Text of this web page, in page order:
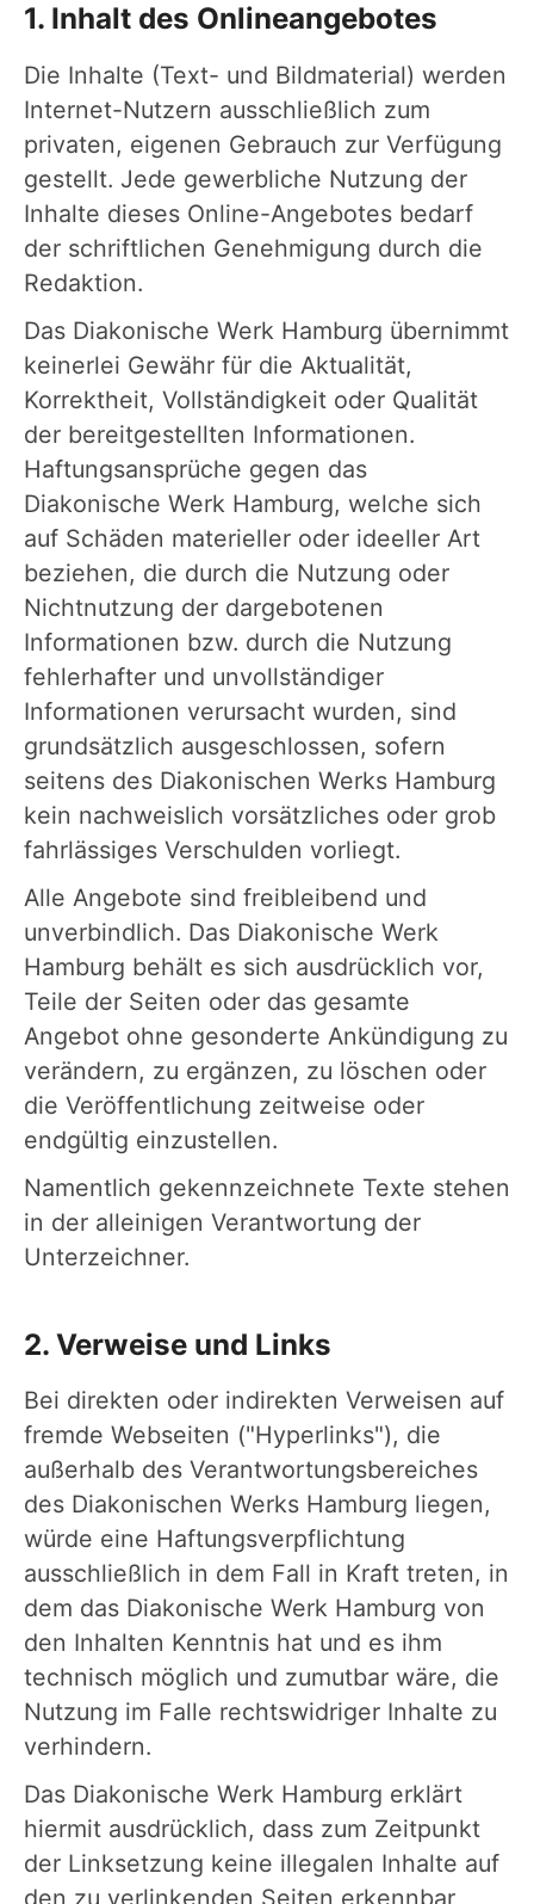
1. Inhalt des Onlineangebotes
Die Inhalte (Text- und Bildmaterial) werden
Internet-Nutzern ausschließlich zum
privaten, eigenen Gebrauch zur Verfügung
gestellt. Jede gewerbliche Nutzung der
Inhalte dieses Online-Angebotes bedarf
der schriftlichen Genehmigung durch die
Redaktion.
Das Diakonische Werk Hamburg übernimmt
keinerlei Gewähr für die Aktualität,
Korrektheit, Vollständigkeit oder Qualität
der bereitgestellten Informationen.
Haftungsansprüche gegen das
Diakonische Werk Hamburg, welche sich
auf Schäden materieller oder ideeller Art
beziehen, die durch die Nutzung oder
Nichtnutzung der dargebotenen
Informationen bzw. durch die Nutzung
fehlerhafter und unvollständiger
Informationen verursacht wurden, sind
grundsätzlich ausgeschlossen, sofern
seitens des Diakonischen Werks Hamburg
kein nachweislich vorsätzliches oder grob
fahrlässiges Verschulden vorliegt.
Alle Angebote sind freibleibend und
unverbindlich. Das Diakonische Werk
Hamburg behält es sich ausdrücklich vor,
Teile der Seiten oder das gesamte
Angebot ohne gesonderte Ankündigung zu
verändern, zu ergänzen, zu löschen oder
die Veröffentlichung zeitweise oder
endgültig einzustellen.
Namentlich gekennzeichnete Texte stehen
in der alleinigen Verantwortung der
Unterzeichner.
2. Verweise und Links
Bei direkten oder indirekten Verweisen auf
fremde Webseiten ("Hyperlinks"), die
außerhalb des Verantwortungsbereiches
des Diakonischen Werks Hamburg liegen,
würde eine Haftungsverpflichtung
ausschließlich in dem Fall in Kraft treten, in
dem das Diakonische Werk Hamburg von
den Inhalten Kenntnis hat und es ihm
technisch möglich und zumutbar wäre, die
Nutzung im Falle rechtswidriger Inhalte zu
verhindern.
Das Diakonische Werk Hamburg erklärt
hiermit ausdrücklich, dass zum Zeitpunkt
der Linksetzung keine illegalen Inhalte auf
den zu verlinkenden Seiten erkennbar